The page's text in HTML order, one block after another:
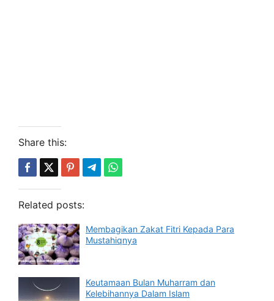
Share this:
Related posts:
Membagikan Zakat Fitri Kepada Para
Mustahiqnya
Keutamaan Bulan Muharram dan
Kelebihannya Dalam Islam